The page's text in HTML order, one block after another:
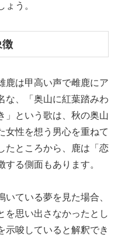
う。
徴
鹿は甲高い声で雌鹿にア
な、「奥山に紅葉踏みわ
」という歌は、秋の奥山
女性を想う男心を重ねて
たところから、鹿は「恋
る側面もあります。
ている夢を見た場合、
を思い出さなかったとし
示唆していると解釈でき